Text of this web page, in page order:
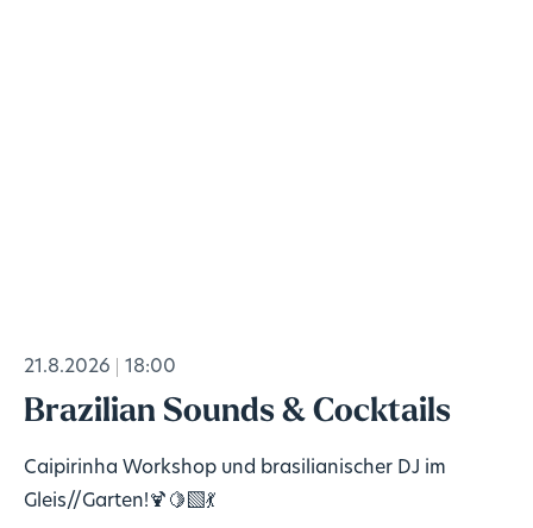
21.8.2026 18:00
Brazilian Sounds & Cocktails
Caipirinha Workshop und brasilianischer DJ im
Gleis//Garten!🍹🍋‍🟩💃